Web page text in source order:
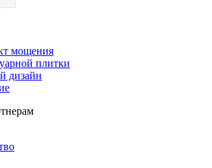
мощения
плитки
дизайн